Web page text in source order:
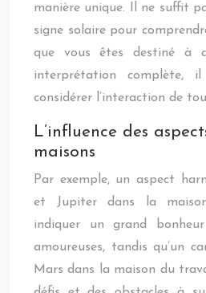
manière unique. Il ne suffit
signe solaire pour
que vous êtes destiné à
interprétation complète,
considérer l’interaction de
L’influence des
maisons
Par exemple, un aspect
et Jupiter dans la
indiquer un grand
amoureuses, tandis qu’un
Mars dans la maison du